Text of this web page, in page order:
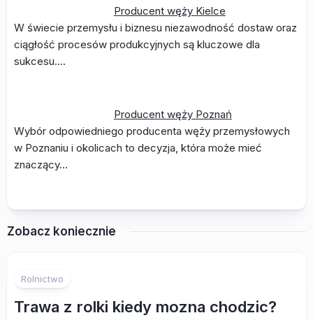
Producent węży Kielce
W świecie przemysłu i biznesu niezawodność dostaw oraz
ciągłość procesów produkcyjnych są kluczowe dla
sukcesu.…
Producent węży Poznań
Wybór odpowiedniego producenta węży przemysłowych
w Poznaniu i okolicach to decyzja, która może mieć
znaczący…
Zobacz koniecznie
Rolnictwo
Trawa z rolki kiedy mozna chodzic?